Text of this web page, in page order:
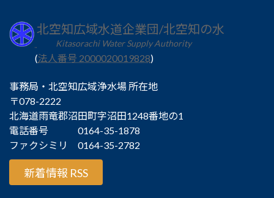
北空知広域水道企業団/北空知の水
Kitasorachi Water Supply Authority
(法人番号 2000020019828)
事務局・北空知広域浄水場 所在地
〒078-2222
北海道雨竜郡沼田町字沼田1248番地の1
電話番号 0164-35-1878
ファクシミリ 0164-35-2782
新着情報 RSS